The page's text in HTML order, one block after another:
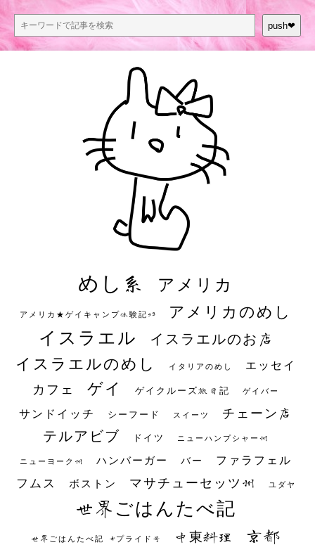
push❤︎
めし系 アメリカ
アメリカ★ゲイキャンプ体験記S3 アメリカのめし
イスラエル イスラエルのお店
イスラエルのめし イタリアのめし エッセイ
カフェ ゲイ ゲイクルーズ旅日記 ゲイバー
サンドイッチ シーフード スイーツ チェーン店
テルアビブ ドイツ ニューハンプシャー州
ニューヨーク州 ハンバーガー バー ファラフェル
フムス ボストン マサチューセッツ州 ユダヤ
世界ごはんたべ記
世界ごはんたべ記 #プライド号 中東料理 京都